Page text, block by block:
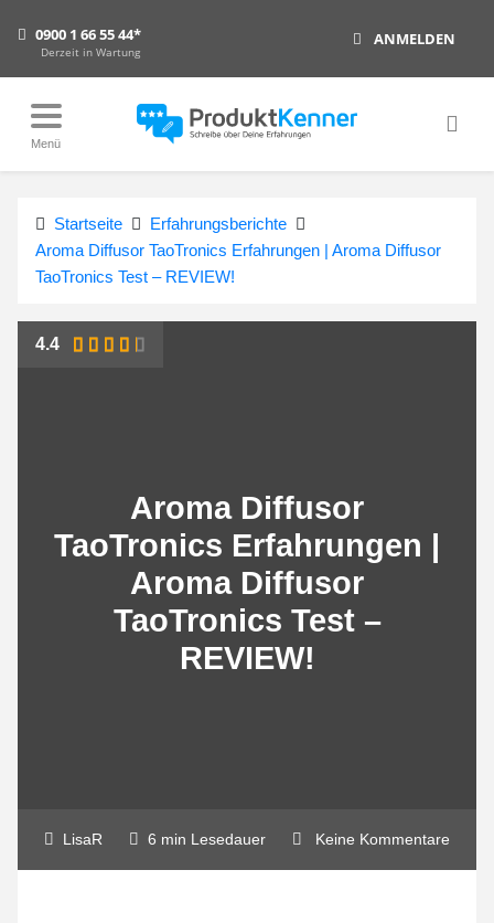
0900 1 66 55 44*
Derzeit in Wartung
ANMELDEN
Menü
Startseite
Erfahrungsberichte
Aroma Diffusor TaoTronics Erfahrungen | Aroma Diffusor
TaoTronics Test – REVIEW!
4.4
Aroma Diffusor
TaoTronics Erfahrungen |
Aroma Diffusor
TaoTronics Test –
REVIEW!
LisaR 6 min Lesedauer Keine Kommentare